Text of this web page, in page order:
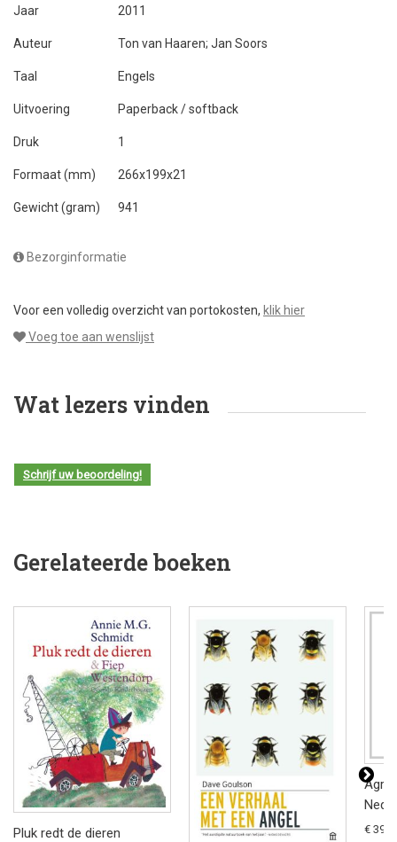
Jaar 2011
Auteur Ton van Haaren; Jan Soors
Taal Engels
Uitvoering Paperback / softback
Druk 1
Formaat (mm) 266x199x21
Gewicht (gram) 941
Bezorginformatie
Voor een volledig overzicht van portokosten, klik hier
Voeg toe aan wenslijst
Wat lezers vinden
Schrijf uw beoordeling!
Gerelateerde boeken
Pluk redt de dieren €